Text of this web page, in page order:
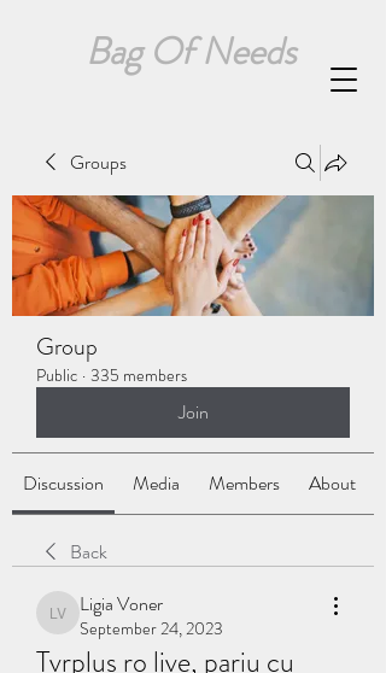
Bag Of Needs
Groups
Group
Public · 335 members
Join
Discussion Media Members About
Back
Ligia Voner
Ligia Voner
September 24, 2023
Tvrplus ro live, pariu cu